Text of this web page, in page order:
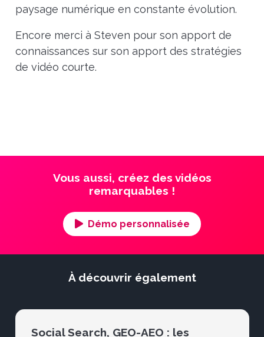
paysage numérique en constante évolution.
Encore merci à Steven pour son apport de
connaissances sur son apport des stratégies
de vidéo courte.
Vous aussi, créez des vidéos
remarquables !
Démo personnalisée
À découvrir également
Social Search, GEO-AEO : les